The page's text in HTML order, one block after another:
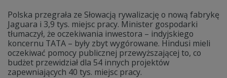
Polska przegrała ze Słowacją rywalizację o nową fabrykę
Jaguara i 3,9 tys. miejsc pracy. Minister gospodarki
tłumaczył, że oczekiwania inwestora – indyjskiego
koncernu TATA – były zbyt wygórowane. Hindusi mieli
oczekiwać pomocy publicznej przewyższającej to, co
budżet przewidział dla 54 innych projektów
zapewniających 40 tys. miejsc pracy.